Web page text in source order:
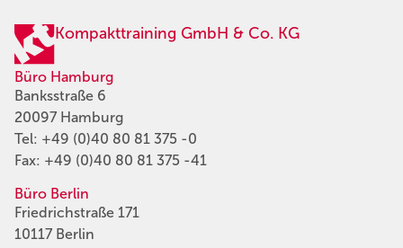
Kompakttraining GmbH & Co. KG
Büro Hamburg
Banksstraße 6
20097 Hamburg
Tel: +49 (0)40 80 81 375 -0
Fax: +49 (0)40 80 81 375 -41
Büro Berlin
Friedrichstraße 171
10117 Berlin